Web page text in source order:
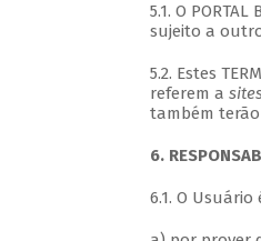
5.1. O
sujeito a
5.2. Estes
referem a
também terão
6.
6.1. O